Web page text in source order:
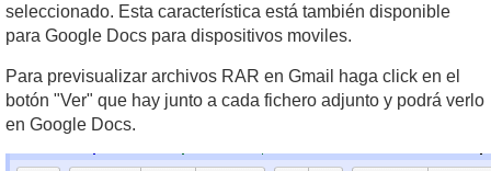
seleccionado. Esta característica está también disponible
para Google Docs para dispositivos moviles.
Para previsualizar archivos RAR en Gmail haga click en el
botón "Ver" que hay junto a cada fichero adjunto y podrá verlo
en Google Docs.